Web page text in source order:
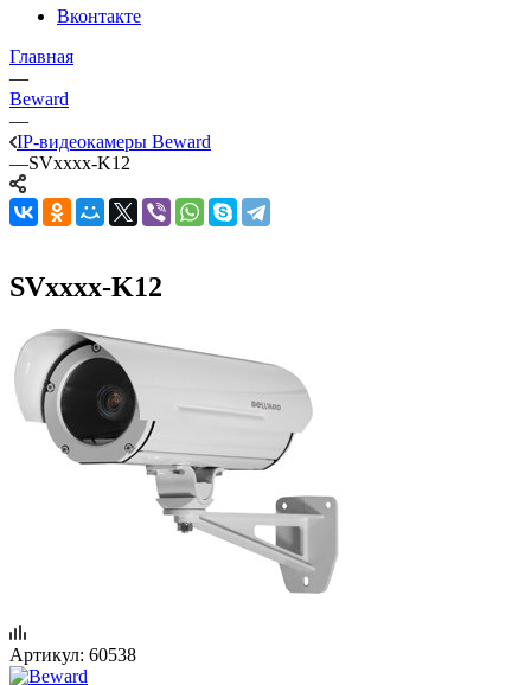
Вконтакте
Главная
—
Beward
—
IP-видеокамеры Beward
—SVxxxx-K12
SVxxxx-K12
Артикул: 60538